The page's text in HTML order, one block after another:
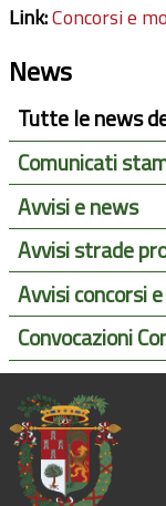
Link:Concorsi e
News
Tutte le news
Comunicati
Avvisi e news
Avvisi strade
Avvisi concorsi
Convocazioni